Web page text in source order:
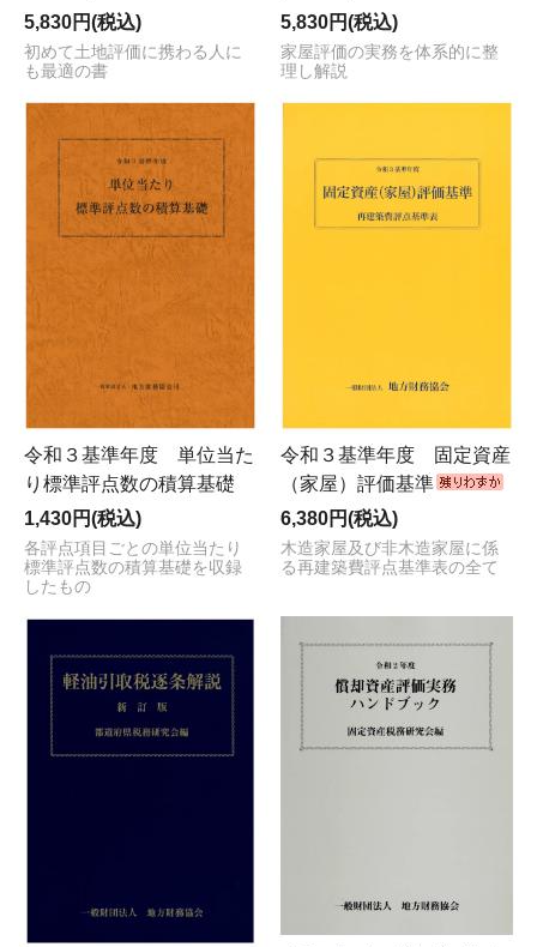
5,830円(税込)
初めて土地評価に携わる人に
も最適の書
5,830円(税込)
家屋評価の実務を体系的に整
理し解説
令和３基準年度 単位当た
り標準評点数の積算基礎
1,430円(税込)
各評点項目ごとの単位当たり
標準評点数の積算基礎を収録
したもの
令和３基準年度 固定資産
（家屋）評価基準
6,380円(税込)
木造家屋及び非木造家屋に係
る再建築費評点基準表の全て